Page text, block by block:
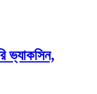
ভ্যাকসিন,